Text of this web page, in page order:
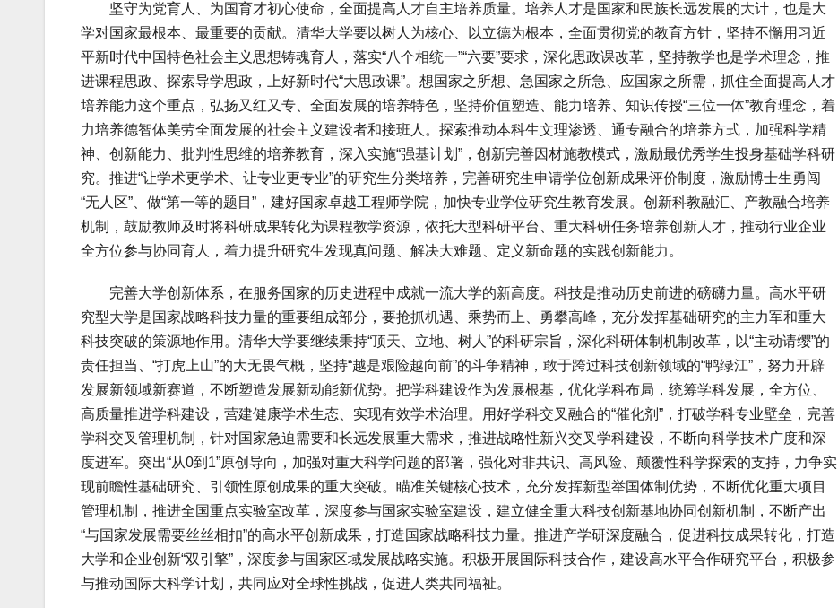
坚守为党育人、为国育才初心使命，全面提高人才自主培养质量。培养人才是国家和民族长远发展的大计，也是大
学对国家最根本、最重要的贡献。清华大学要以树人为核心、以立德为根本，全面贯彻党的教育方针，坚持不懈用习近
平新时代中国特色社会主义思想铸魂育人，落实“八个相统一”“六要”要求，深化思政课改革，坚持教学也是学术理念，推
进课程思政、探索导学思政，上好新时代“大思政课”。想国家之所想、急国家之所急、应国家之所需，抓住全面提高人才
培养能力这个重点，弘扬又红又专、全面发展的培养特色，坚持价值塑造、能力培养、知识传授“三位一体”教育理念，着
力培养德智体美劳全面发展的社会主义建设者和接班人。探索推动本科生文理渗透、通专融合的培养方式，加强科学精
神、创新能力、批判性思维的培养教育，深入实施“强基计划”，创新完善因材施教模式，激励最优秀学生投身基础学科研
究。推进“让学术更学术、让专业更专业”的研究生分类培养，完善研究生申请学位创新成果评价制度，激励博士生勇闯
“无人区”、做“第一等的题目”，建好国家卓越工程师学院，加快专业学位研究生教育发展。创新科教融汇、产教融合培养
机制，鼓励教师及时将科研成果转化为课程教学资源，依托大型科研平台、重大科研任务培养创新人才，推动行业企业
全方位参与协同育人，着力提升研究生发现真问题、解决大难题、定义新命题的实践创新能力。
完善大学创新体系，在服务国家的历史进程中成就一流大学的新高度。科技是推动历史前进的磅礴力量。高水平研
究型大学是国家战略科技力量的重要组成部分，要抢抓机遇、乘势而上、勇攀高峰，充分发挥基础研究的主力军和重大
科技突破的策源地作用。清华大学要继续秉持“顶天、立地、树人”的科研宗旨，深化科研体制机制改革，以“主动请缨”的
责任担当、“打虎上山”的大无畏气概，坚持“越是艰险越向前”的斗争精神，敢于跨过科技创新领域的“鸭绿江”，努力开辟
发展新领域新赛道，不断塑造发展新动能新优势。把学科建设作为发展根基，优化学科布局，统筹学科发展，全方位、
高质量推进学科建设，营建健康学术生态、实现有效学术治理。用好学科交叉融合的“催化剂”，打破学科专业壁垒，完善
学科交叉管理机制，针对国家急迫需要和长远发展重大需求，推进战略性新兴交叉学科建设，不断向科学技术广度和深
度进军。突出“从0到1”原创导向，加强对重大科学问题的部署，强化对非共识、高风险、颠覆性科学探索的支持，力争实
现前瞻性基础研究、引领性原创成果的重大突破。瞄准关键核心技术，充分发挥新型举国体制优势，不断优化重大项目
管理机制，推进全国重点实验室改革，深度参与国家实验室建设，建立健全重大科技创新基地协同创新机制，不断产出
“与国家发展需要丝丝相扣”的高水平创新成果，打造国家战略科技力量。推进产学研深度融合，促进科技成果转化，打造
大学和企业创新“双引擎”，深度参与国家区域发展战略实施。积极开展国际科技合作，建设高水平合作研究平台，积极参
与推动国际大科学计划，共同应对全球性挑战，促进人类共同福祉。